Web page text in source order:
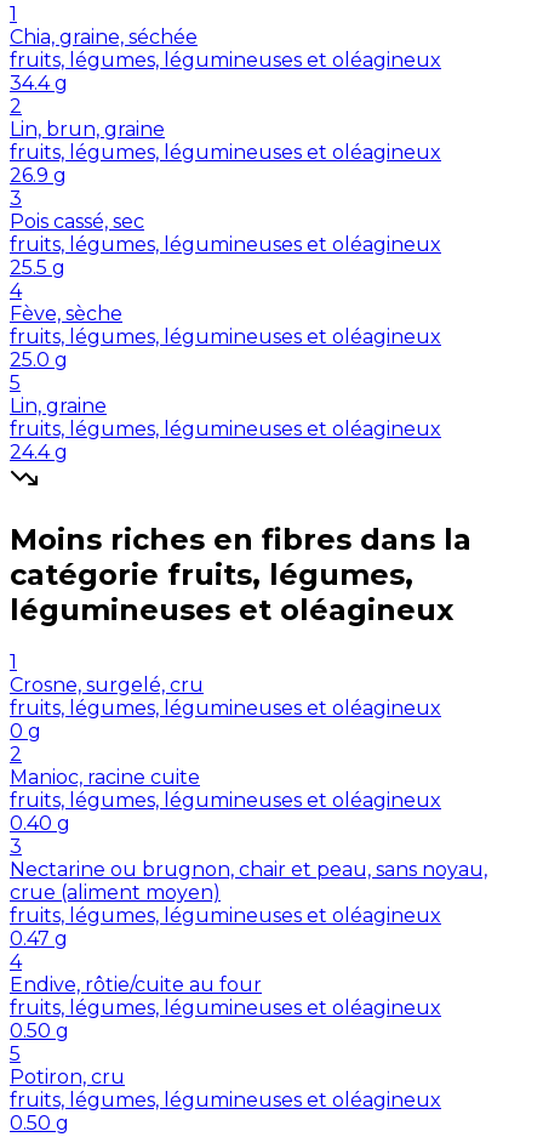
1
Chia, graine, séchée
fruits, légumes, légumineuses et oléagineux
34.4 g
2
Lin, brun, graine
fruits, légumes, légumineuses et oléagineux
26.9 g
3
Pois cassé, sec
fruits, légumes, légumineuses et oléagineux
25.5 g
4
Fève, sèche
fruits, légumes, légumineuses et oléagineux
25.0 g
5
Lin, graine
fruits, légumes, légumineuses et oléagineux
24.4 g
Moins riches en fibres dans la
catégorie fruits, légumes,
légumineuses et oléagineux
1
Crosne, surgelé, cru
fruits, légumes, légumineuses et oléagineux
0 g
2
Manioc, racine cuite
fruits, légumes, légumineuses et oléagineux
0.40 g
3
Nectarine ou brugnon, chair et peau, sans noyau,
crue (aliment moyen)
fruits, légumes, légumineuses et oléagineux
0.47 g
4
Endive, rôtie/cuite au four
fruits, légumes, légumineuses et oléagineux
0.50 g
5
Potiron, cru
fruits, légumes, légumineuses et oléagineux
0.50 g